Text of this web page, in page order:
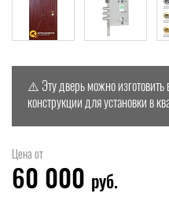
⚠️ Эту дверь можно изготовить
конструкции для установки в
Цена от
60 000 руб.